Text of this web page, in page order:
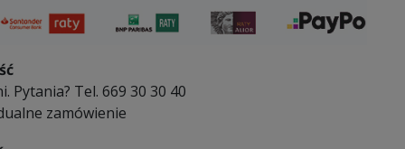
Pytania? Tel. 669 30 30 40
zamówienie